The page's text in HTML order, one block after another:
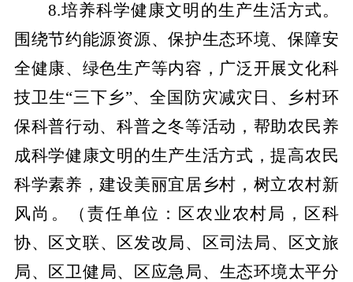
8.培养科学健康文明的生产生活方式。
围绕节约能源资源、保护生态环境、保障安
全健康、绿色生产等内容，广泛开展文化科
技卫生“三下乡”、全国防灾减灾日、乡村环
保科普行动、科普之冬等活动，帮助农民养
成科学健康文明的生产生活方式，提高农民
科学素养，建设美丽宜居乡村，树立农村新
风尚。
（责任单位：区农业农村局，区科
协、区文联、区发改局、区司法局、区文旅
局、区卫健局、区应急局、生态环境太平分